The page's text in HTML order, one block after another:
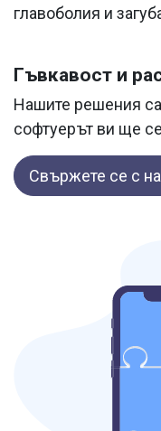
главоболия и
Гъвкавост и
Нашите решения
софтуерът ви ще
Свържете се с